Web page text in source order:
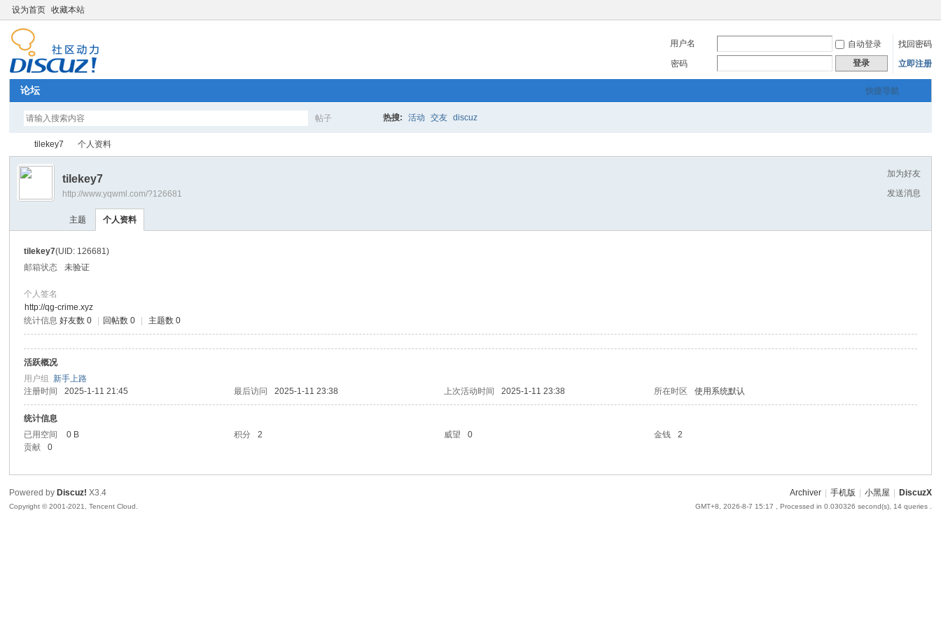
设为首页 收藏本站
用户名 自动登录
找回密码
密码
登录 立即注册
快捷导航
论坛
帖子 热搜: 活动 交友 discuz
›
tilekey7 个人资料
加为好友
发送消息
tilekey7
http://www.yqwml.com/?126681
主题 个人资料
tilekey7(UID: 126681)
邮箱状态
未验证
个人签名
http://qg-crime.xyz
统计信息 好友数 0 回帖数 0 主题数 0
活跃概况
用户组新手上路
注册时间
2025-1-11 21:45 最后访问 2025-1-11 23:38 上次活动时间 2025-1-11 23:38 所在时区 使用系统默认
统计信息
已用空间
0 B 积分 2 威望 0 金钱
2
贡献
0
Archiver 手机版 小黑屋 DiscuzX
GMT+8, 2026-8-7 15:17 , Processed in 0.030326 second(s), 14 queries .
Powered by Discuz! X3.4
Copyright © 2001-2021, Tencent Cloud.